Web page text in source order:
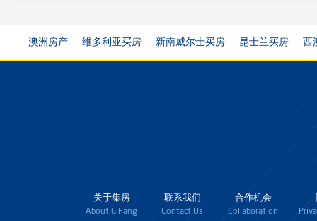
澳洲房产 维多利亚买房 新南威尔士买房 昆士兰买房 西
关于集房
About GiFang
联系我们
Contact Us
合作机会
Collaboration